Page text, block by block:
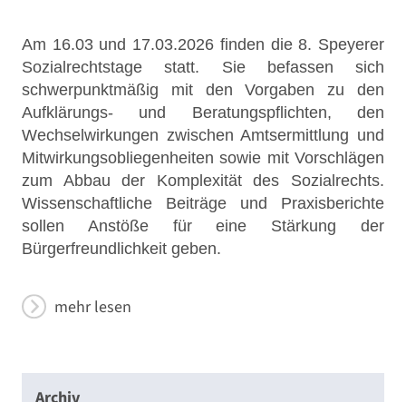
Am 16.03 und 17.03.2026 finden die 8. Speyerer
Sozialrechtstage statt. Sie befassen sich
schwerpunktmäßig mit den Vorgaben zu den
Aufklärungs- und Beratungspflichten, den
Wechselwirkungen zwischen Amtsermittlung und
Mitwirkungsobliegenheiten sowie mit Vorschlägen
zum Abbau der Komplexität des Sozialrechts.
Wissenschaftliche Beiträge und Praxisberichte
sollen Anstöße für eine Stärkung der
Bürgerfreundlichkeit geben.
mehr lesen